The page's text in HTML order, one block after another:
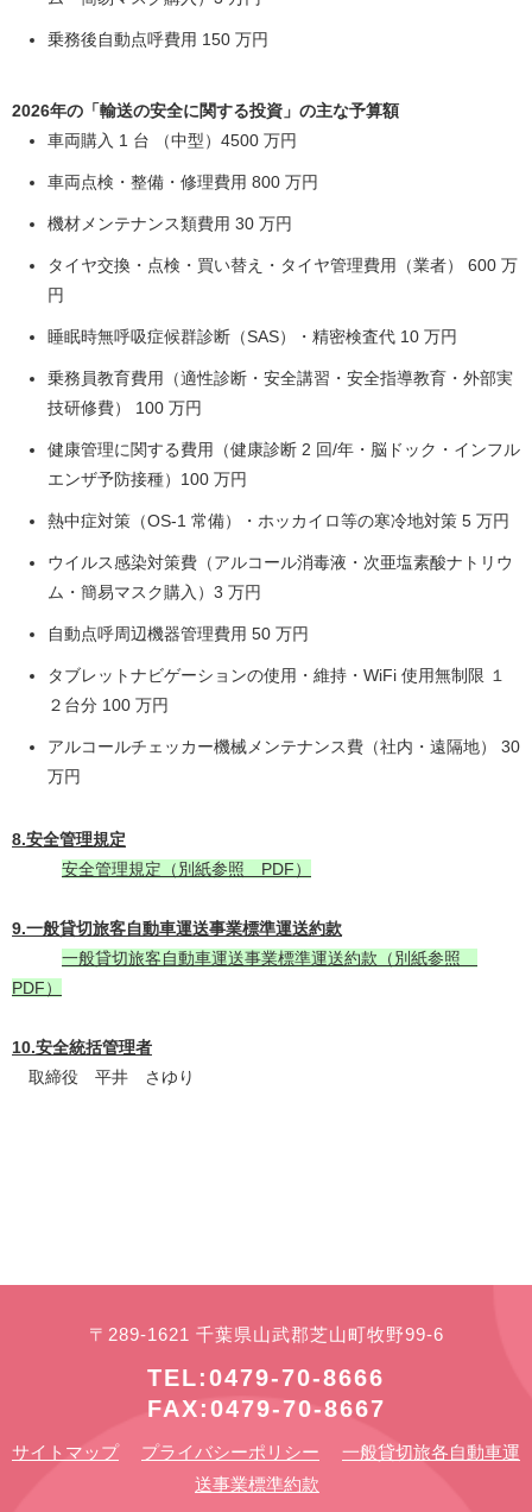
乗務後自動点呼費用 150 万円
2026年の「輸送の安全に関する投資」の主な予算額
車両購入 1 台 （中型）4500 万円
車両点検・整備・修理費用 800 万円
機材メンテナンス類費用 30 万円
タイヤ交換・点検・買い替え・タイヤ管理費用（業者） 600 万
円
睡眠時無呼吸症候群診断（SAS）・精密検査代 10 万円
乗務員教育費用（適性診断・安全講習・安全指導教育・外部実
技研修費） 100 万円
健康管理に関する費用（健康診断 2 回/年・脳ドック・インフル
エンザ予防接種）100 万円
熱中症対策（OS-1 常備）・ホッカイロ等の寒冷地対策 5 万円
ウイルス感染対策費（アルコール消毒液・次亜塩素酸ナトリウ
ム・簡易マスク購入）3 万円
自動点呼周辺機器管理費用 50 万円
タブレットナビゲーションの使用・維持・WiFi 使用無制限 １
２台分 100 万円
アルコールチェッカー機械メンテナンス費（社内・遠隔地） 30
万円
8.安全管理規定
安全管理規定（別紙参照 PDF）
9.一般貸切旅客自動車運送事業標準運送約款
一般貸切旅客自動車運送事業標準運送約款（別紙参照
PDF）
10.安全統括管理者
取締役 平井 さゆり
〒289-1621 千葉県山武郡芝山町牧野99-6
TEL:0479-70-8666
FAX:0479-70-8667
サイトマップ プライバシーポリシー
一般貸切旅各自動車運
送事業標準約款